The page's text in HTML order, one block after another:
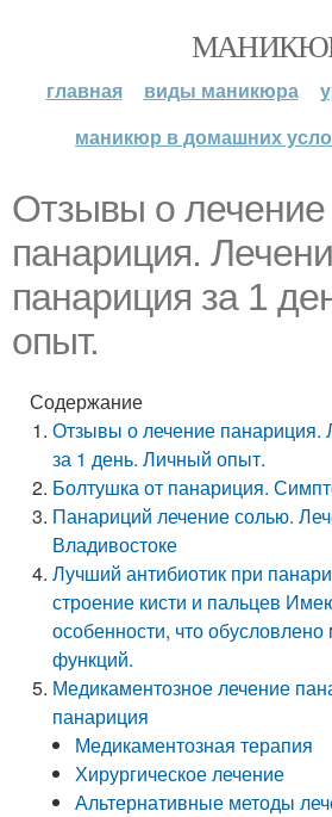
главная виды маникюра
маникюр в домашних
Отзывы о лечение
панариция.
панариция за 1
опыт.
Содержание
Отзывы о лечение панариция.
за 1 день. Личный опыт.
Болтушка от панариция.
Панариций лечение солью.
Владивостоке
Лучший антибиотик при
строение кисти и пальцев
особенности, что
функций.
Медикаментозное лечение
панариция
Медикаментозная терапия
Хирургическое лечение
Альтернативные методы